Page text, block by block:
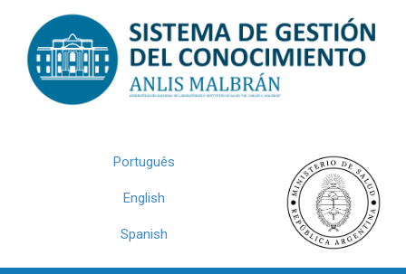
navigation
Português
English
Spanish